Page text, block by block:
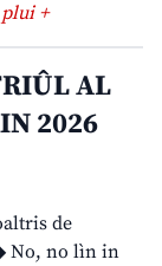
+
AL
2026
de
No, no lìn in